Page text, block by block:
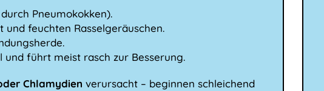
Pneumokokken).
feuchten Rasselgeräuschen.
und führt meist rasch zur Besserung.
Chlamydien verursacht – beginnen schleichend